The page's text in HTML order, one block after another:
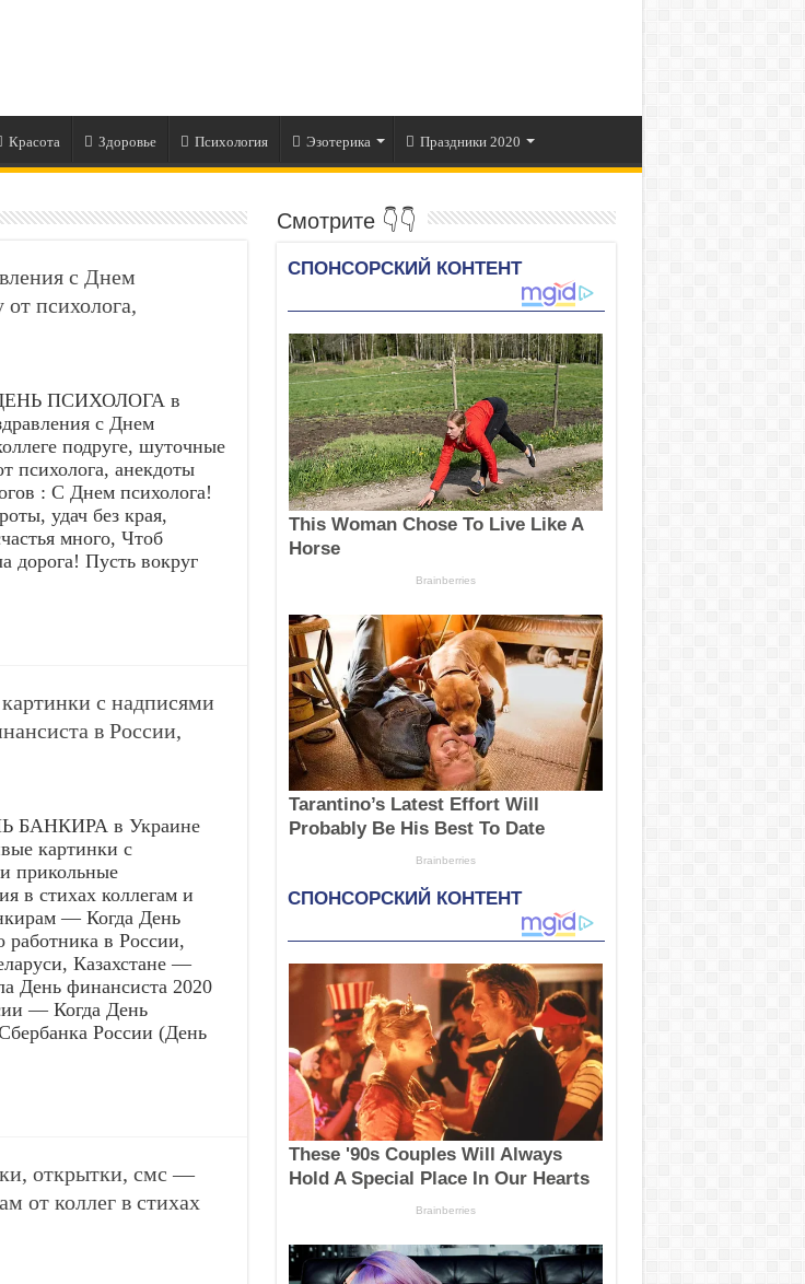
Красота Здоровье Психология Эзотерика Праздники 2020
с Днем
от психолога,
ДЕНЬ ПСИХОЛОГА в
с Днем
подруге, шуточные
психолога, анекдоты
: С Днем психолога!
удач без края,
много, Чтоб
дорога! Пусть вокруг
с надписями
в России,
БАНКИРА в Украине
картинки с
прикольные
в стихах коллегам и
— Когда День
работника в России,
Казахстане —
День финансиста 2020
— Когда День
России (День
открытки, смс —
от коллег в стихах
Смотрите 👇👇